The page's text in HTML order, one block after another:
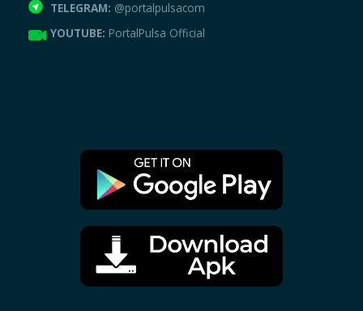
TELEGRAM: @portalpulsacom
YOUTUBE: PortalPulsa Official